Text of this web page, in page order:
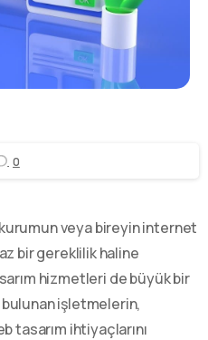
0
veya bireyin internet
bir gereklilik haline
hizmetleri de büyük bir
bulunan işletmelerin,
tasarım ihtiyaçlarını